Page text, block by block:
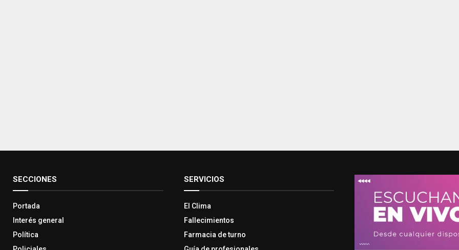
SECCIONES
Portada
Interés general
Política
SERVICIOS
El Clima
Fallecimientos
Farmacia de turno